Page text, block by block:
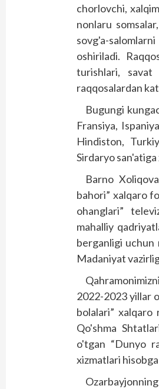
chorlovchi,
nonlaru
sovg'a-
oshiriladi.
turishlari,
raqqosalardan
Bugungi
Fransiya,
Hindiston,
Sirdaryo
Barno
bahori” xalqaro
ohanglari”
mahalliy
berganligi uchun
Madaniyat
2022-2023 yillar
bolalari”
Qo'shma
o'tgan “Dunyo
xizmatlari